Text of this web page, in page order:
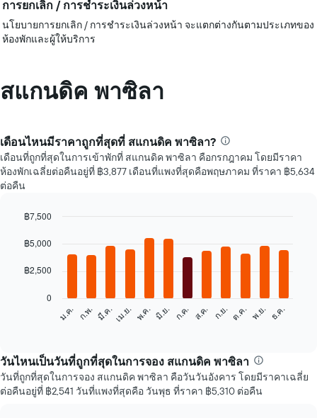
การยกเลิก / การชำระเงินล่วงหน้า
นโยบายการยกเลิก / การชำระเงินล่วงหน้า จะแตกต่างกันตามประเภทของ
ห้องพักและผู้ให้บริการ
สแกนดิค พาซิลา
เดือนไหนมีราคาถูกที่สุดที่ สแกนดิค พาซิลา?
เดือนที่ถูกที่สุดในการเข้าพักที่ สแกนดิค พาซิลา คือกรกฎาคม โดยมีราคา
ห้องพักเฉลี่ยต่อคืนอยู่ที่ ฿3,877 เดือนที่แพงที่สุดคือพฤษภาคม ที่ราคา ฿5,634
ต่อคืน
chart
12
bars.
แผนภูมิ
แสดง
ราคา
เฉลี่ย
ของ
graphic.
ม.ค. ก.พ. มี.ค.เม.ย. พ.ค. มิ.ย. ก.ค. ส.ค. ก.ย. ต.ค. พ.ย. ธ.ค.
0
฿2,500
฿5,000
฿7,500
วันไหนเป็นวันที่ถูกที่สุดในการจอง สแกนดิค พาซิลา
วันที่ถูกที่สุดในการจอง สแกนดิค พาซิลา คือวันวันอังคาร โดยมีราคาเฉลี่ย
ต่อคืนอยู่ที่ ฿2,541 วันที่แพงที่สุดคือ วันพุธ ที่ราคา ฿5,310 ต่อคืน